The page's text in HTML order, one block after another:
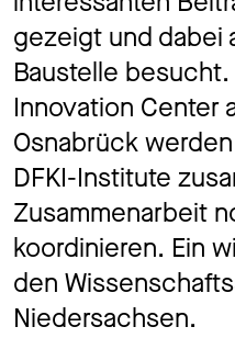
gezeigt und dabei
Baustelle
Innovation Center
Osnabrück
DFKI-Institute
Zusammenarbeit
koordinieren. Ein
den
Niedersachsen.